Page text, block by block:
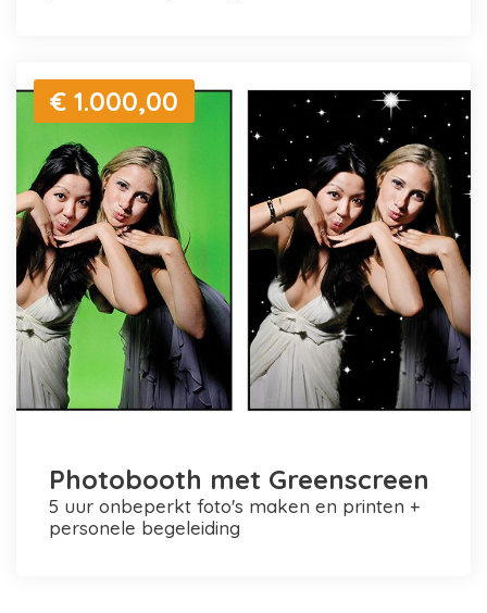
€ 1.000,00
Photobooth met Greenscreen
5 uur onbeperkt foto's maken en printen +
personele begeleiding